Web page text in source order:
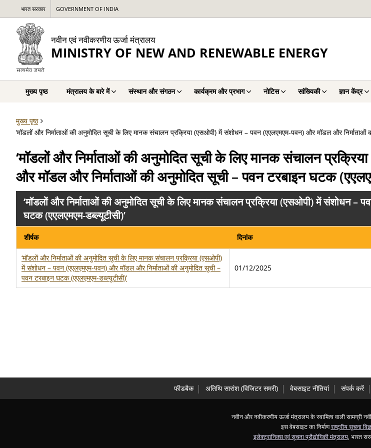
भारत सरकार GOVERNMENT OF INDIA
नवीन एवं नवीकरणीय ऊर्जा मंत्रालय
MINISTRY OF NEW AND RENEWABLE ENERGY
मुख्य पृष्ठ मंत्रालय के बारे में संस्थान और संगठन कार्यक्रम और प्रभाग नोटिस सांख्यिकी ज्ञान केंद्र
मुख्य पृष्ठ
‘मॉडलों और निर्माताओं की अनुमोदित सूची के लिए मानक संचालन प्रक्रिया (एसओपी) में संशोधन – पवन (एएलएमएम-पवन) और मॉडल और निर्माताओं
‘मॉडलों और निर्माताओं की अनुमोदित सूची के लिए मानक संचालन
और मॉडल और निर्माताओं की अनुमोदित सूची – पवन टरबाइन घटक
‘मॉडलों और निर्माताओं की अनुमोदित सूची के लिए मानक संचालन प्रक्रिया (एसओपी) में संशोधन –
घटक (एएलएमएम-डब्ल्यूटीसी)’
शीर्षक दिनांक
‘मॉडलों और निर्माताओं की अनुमोदित सूची के लिए मानक संचालन प्रक्रिया (एसओपी)
में संशोधन – पवन (एएलएमएम-पवन) और मॉडल और निर्माताओं की अनुमोदित सूची –
पवन टरबाइन घटक (एएलएमएम-डब्ल्यूटीसी)’
01/12/2025
फीडबैक अतिथ‍ि सारांश (विज‍िटर समरी) वेबसाइट नीतियां संपर्क करें
नवीन और नवीकरणीय ऊर्जा मंत्रालय के स्‍वामित्‍व वाली सामग्री
इस वेबसाइट का निर्माणराष्ट्रीय सूचना
इलेक्ट्रानिक्स एवं सूचना प्रौद्योगिकी मंत्रालय, भारत